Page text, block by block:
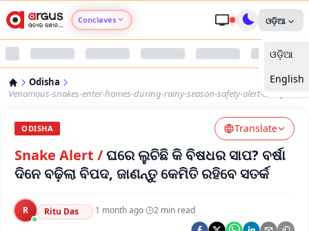
Conclaves
Argus Nari Shakti
Argus Health Connect
ଓଡ଼ିଆ
ଓଡ଼ିଆ
English
Odisha
Venomous-snakes-enter-homes-during-rainy-season-safety-alert-today
ODISHA Translate
Snake Alert /ଘରେ ଲୁଚିଛି କି ବିଷଧର ସାପ? ବର୍ଷା
ଦିନେ ବଢ଼ିଲା ବିପଦ, ଜାଣନ୍ତୁ କେମିତି ରହିବେ ସତର୍କ
R Ritu Das ·1 month ago· 2 min read